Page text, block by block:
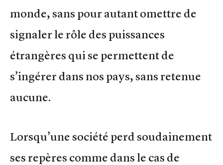
monde, sans pour autant omettre de
signaler le rôle des puissances
étrangères qui se permettent de
s’ingérer dans nos pays, sans retenue
aucune.
Lorsqu’une société perd soudainement
ses repères comme dans le cas de